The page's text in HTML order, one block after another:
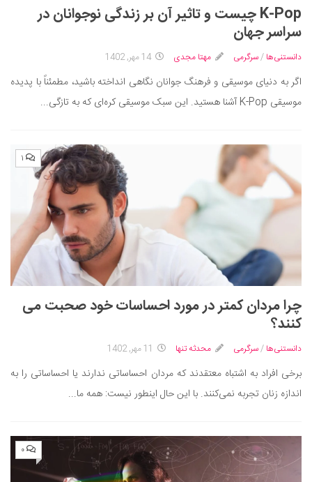
K-Pop چیست و تاثیر آن بر زندگی نوجوانان در
سراسر جهان
دانستنی‌ها /سرگرمی مهتا مجدی 14 مهر, 1402
اگر به دنیای موسیقی و فرهنگ جوانان نگاهی انداخته باشید، مطمئناً با پدیده
موسیقی K-Pop آشنا هستید. این سبک موسیقی کره‌ای که به تازگی...
۱
چرا مردان کمتر در مورد احساسات خود صحبت می
کنند؟
دانستنی‌ها /سرگرمی محدثه تنها 11 مهر, 1402
برخی افراد به اشتباه معتقدند که مردان احساساتی ندارند یا احساساتی را به
اندازه زنان تجربه نمی‌کنند. با این حال اینطور نیست: همه ما...
۰